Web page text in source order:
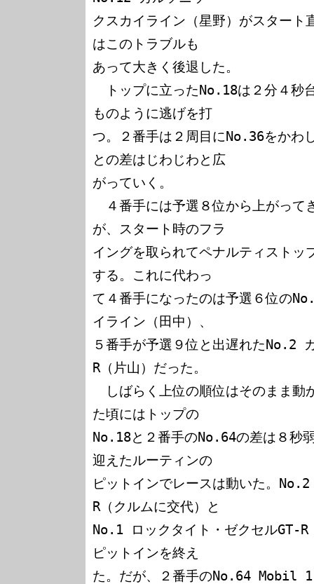
クスカイライン（星野）がスタート
はこのトラブルも
あって大きく後退した。
トップに立ったNo.18は２分４秒
ものように逃げを打
つ。２番手は２周目にNo.36をかわ
との差はじわじわと広
がっていく。
４番手には予選８位から上がって
が、スタート時のフラ
イングを取られてペナルティストッ
する。これに代わっ
て４番手になったのは予選６位の
イライン（田中）、
５番手が予選９位と出遅れたNo.2
R（片山）だった。
しばらく上位の順位はそのまま動
た頃にはトップの
No.18と２番手のNo.64の差は８秒
迎えたルーティンの
ピットインでレースは動いた。
R（クルムに交代）と
No.1 ロックタイト・ゼクセルGT-R
ピットインを終え
た。だが、２番手のNo.64 Mobil 1